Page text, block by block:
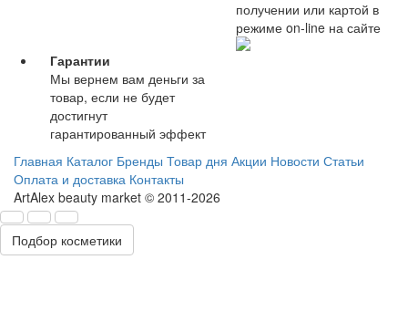
получении или картой в
режиме on-line на сайте
Гарантии
Мы вернем вам деньги за
товар, если не будет
достигнут
гарантированный эффект
Главная Каталог Бренды Товар дня Акции Новости Статьи
Оплата и доставка Контакты
ArtAlex beauty market © 2011-2026
Подбор косметики